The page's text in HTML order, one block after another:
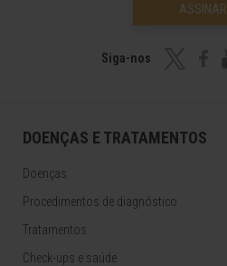
ASSINAR
Siga-nos
DOENÇAS E TRATAMENTOS
Doenças
Procedimentos de diagnóstico
Tratamentos
Check-ups e saúde